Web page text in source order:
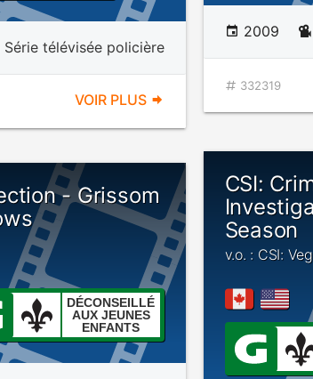
Série télévisée policière
VOIR PLUS
2009
332319
CSI:
Season
v.o. : CSI:
- Grissom
DÉCONSEILLÉ
AUX JEUNES
ENFANTS